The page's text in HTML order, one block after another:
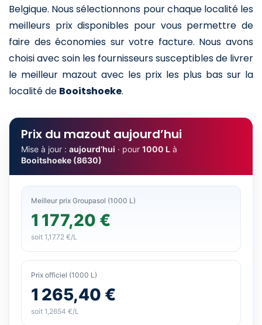
Belgique. Nous sélectionnons pour chaque localité les
meilleurs prix disponibles pour vous permettre de
faire des économies sur votre facture. Nous avons
choisi avec soin les fournisseurs susceptibles de livrer
le meilleur mazout avec les prix les plus bas sur la
localité de Booitshoeke.
Prix du mazout aujourd’hui
Mise à jour : aujourd’hui · pour 1000 L à
Booitshoeke (8630)
Meilleur prix Groupasol (1000 L)
1 177,20 €
soit 1,1772 €/L
Prix officiel (1000 L)
1 265,40 €
soit 1,2654 €/L